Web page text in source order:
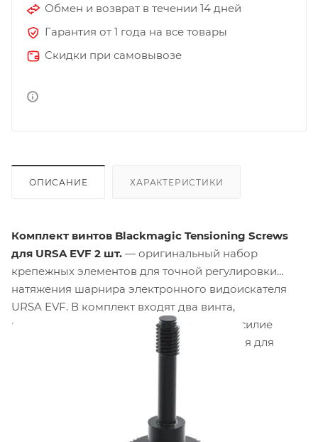
Обмен и возврат в течении 14 дней
Гарантия от 1 года на все товары
Скидки при самовывозе
ОПИСАНИЕ ХАРАКТЕРИСТИКИ
Комплект винтов Blackmagic Tensioning Screws
для URSA EVF 2 шт. — оригинальный набор
крепежных элементов для точной регулировки
натяжения шарнира электронного видоискателя
URSA EVF. В комплект входят два винта,
позволяющие независимо настраивать усилие
фиксации с каждой стороны видоискателя для
оптимального позиционирования.